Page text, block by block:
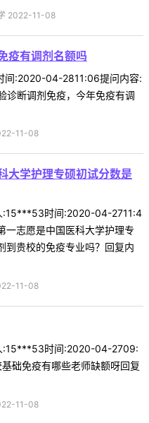
2022-11-08
疫有调剂名额吗
间:2020-04-2811:06提问内容:
诊断调剂免疫，今年免疫有调
11-08
大学护理专硕初试分数是
:15***53时间:2020-04-2711:4
一志愿是中国医科大学护理专
贵校的免疫专业吗？回复内
11-08
:15***53时间:2020-04-2709:
础免疫有哪些老师缺额呀回复
11-08